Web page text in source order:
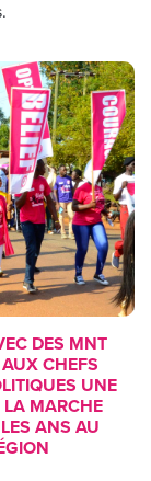
DES MNT
CHEFS
UNE
LA MARCHE
ANS AU